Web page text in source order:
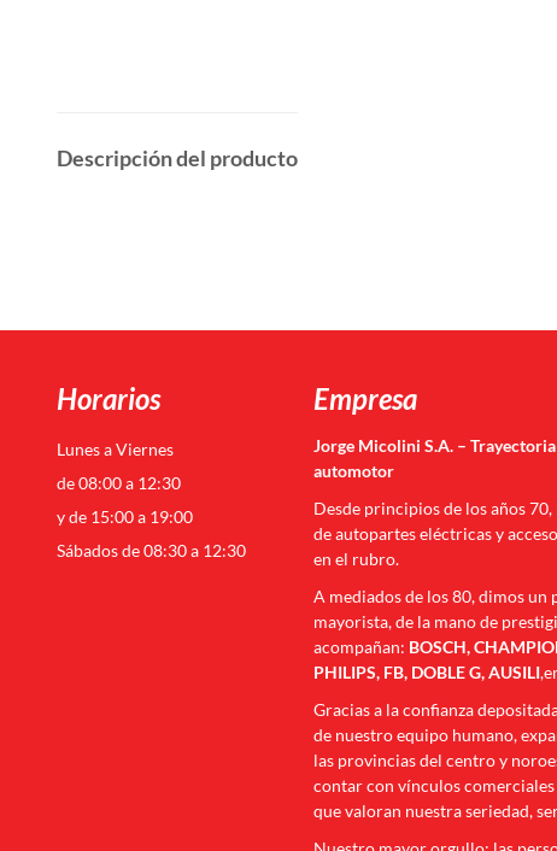
Descripción del producto
Horarios
Lunes a Viernes
de 08:00 a 12:30
y de 15:00 a 19:00
Sábados de 08:30 a 12:30
Empresa
Jorge Micolini S.A. –
automotor
Desde principios de los años
de autopartes eléctricas y
en el rubro.
A mediados de los 80, dimos un
mayorista, de la mano de
acompañan: BOSCH,
PHILIPS, FB, DOBLE G, AUSILI
Gracias a la confianza
de nuestro equipo humano,
las provincias del centro y
contar con vínculos
que valoran nuestra seriedad,